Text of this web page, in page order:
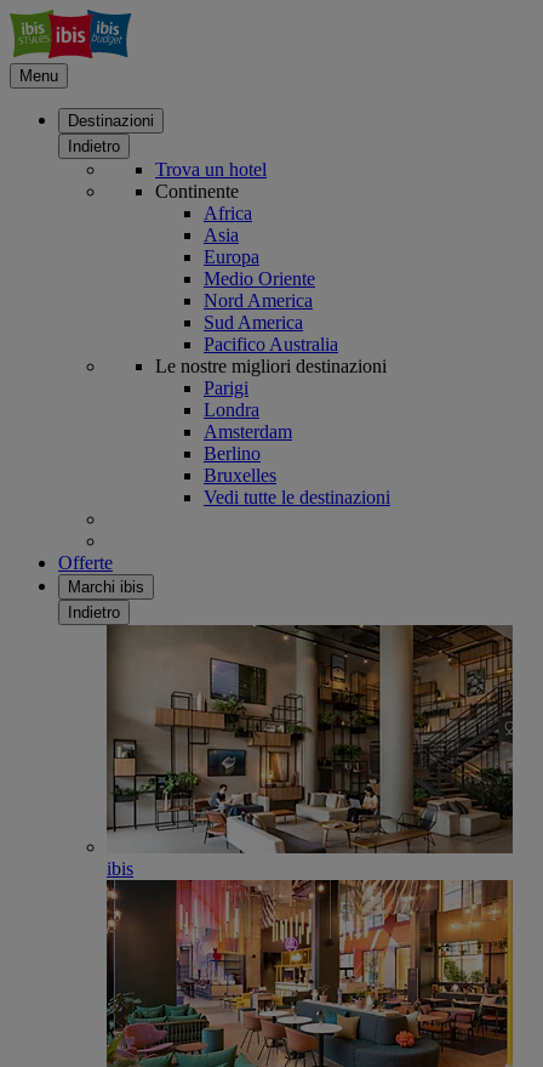
Menu
Destinazioni
Indietro
Trova un hotel
Continente
Africa
Asia
Europa
Medio Oriente
Nord America
Sud America
Pacifico Australia
Le nostre migliori destinazioni
Parigi
Londra
Amsterdam
Berlino
Bruxelles
Vedi tutte le destinazioni
Offerte
Marchi ibis
Indietro
ibis